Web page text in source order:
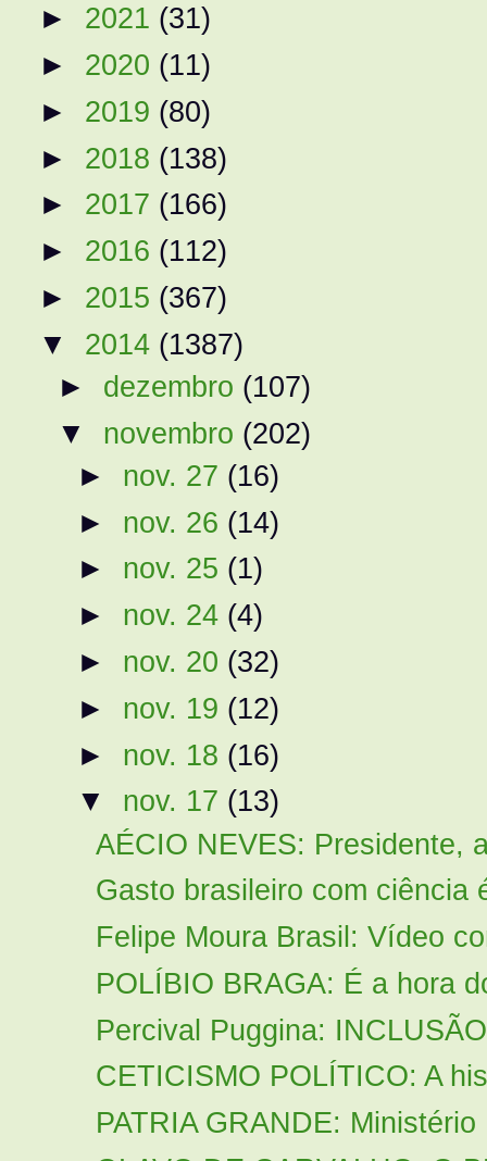
► 2021 (31)
► 2020 (11)
► 2019 (80)
► 2018 (138)
► 2017 (166)
► 2016 (112)
► 2015 (367)
▼ 2014 (1387)
► dezembro (107)
▼ novembro (202)
► nov. 27 (16)
► nov. 26 (14)
► nov. 25 (1)
► nov. 24 (4)
► nov. 20 (32)
► nov. 19 (12)
► nov. 18 (16)
▼ nov. 17 (13)
AÉCIO NEVES: Presidente,
Gasto brasileiro com ciência
Felipe Moura Brasil: Vídeo
POLÍBIO BRAGA: É a hora
Percival Puggina:
CETICISMO POLÍTICO: A
PATRIA GRANDE: